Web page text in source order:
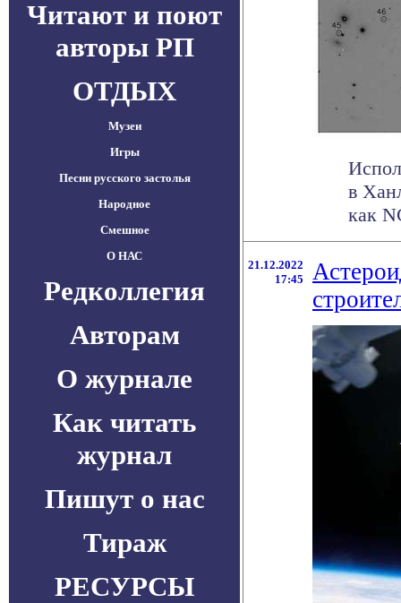
Читают и поют
авторы РП
ОТДЫХ
Музеи
Игры
Песни русского застолья
Народное
Смешное
О НАС
Редколлегия
Авторам
О журнале
Как читать
журнал
Пишут о нас
Тираж
РЕСУРСЫ
в
как
21.12.2022
17:45